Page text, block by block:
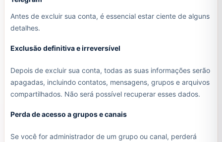
Antes de excluir sua conta, é essencial estar ciente de alguns
detalhes.
Exclusão definitiva e irreversível
Depois de excluir sua conta, todas as suas informações serão
apagadas, incluindo contatos, mensagens, grupos e arquivos
compartilhados. Não será possível recuperar esses dados.
Perda de acesso a grupos e canais
Se você for administrador de um grupo ou canal, perderá